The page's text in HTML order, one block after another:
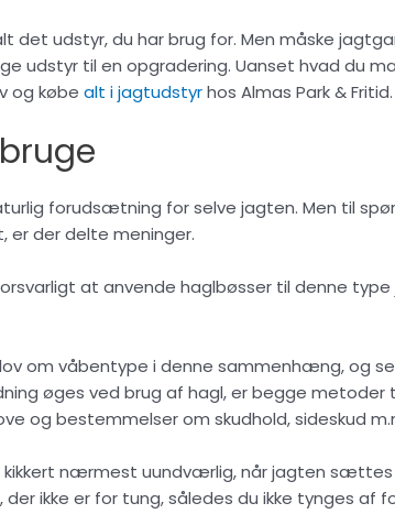
det udstyr, du har brug for. Men måske
udstyr til en opgradering. Uanset hvad du
og købe alt i jagtudstyrhos Almas Park & Fritid.
forudsætning for selve jagten. Men til
er der delte meninger.
at anvende haglbøsser til denne type
om våbentype i denne sammenhæng, og
øges ved brug af hagl, er begge metoder
og bestemmelser om skudhold, sideskud
kikkert nærmest uundværlig, når jagten sættes
ikke er for tung, således du ikke tynges af